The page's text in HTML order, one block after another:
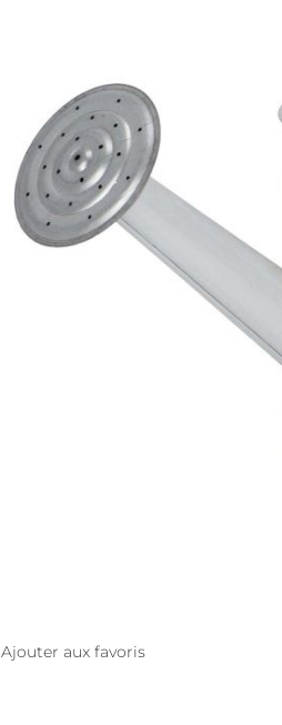
Ajouter aux favoris